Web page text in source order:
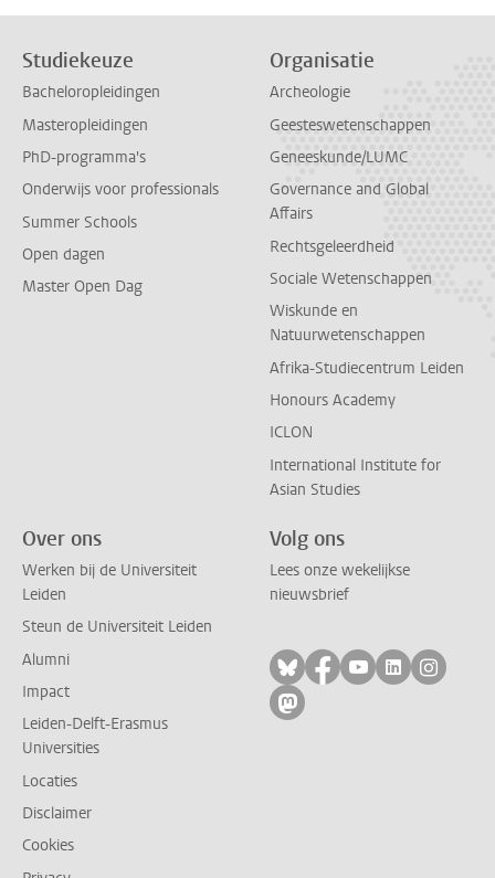
Studiekeuze
Bacheloropleidingen
Masteropleidingen
PhD-programma's
Onderwijs voor professionals
Summer Schools
Open dagen
Master Open Dag
Organisatie
Archeologie
Geesteswetenschappen
Geneeskunde/LUMC
Governance and Global
Affairs
Rechtsgeleerdheid
Sociale Wetenschappen
Wiskunde en
Natuurwetenschappen
Afrika-Studiecentrum Leiden
Honours Academy
ICLON
International Institute for
Asian Studies
Over ons
Werken bij de Universiteit
Leiden
Steun de Universiteit Leiden
Alumni
Impact
Leiden-Delft-Erasmus
Universities
Locaties
Disclaimer
Cookies
Volg ons
Lees onze wekelijkse
nieuwsbrief
Volg ons op bluesky
Volg ons op
Volg ons op
Volg ons
Volg
Volg ons op mastodon